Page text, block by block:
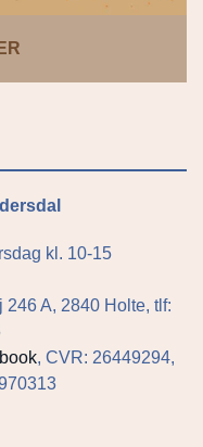
kl. 10-15
A, 2840 Holte, tlf:
, CVR: 26449294,